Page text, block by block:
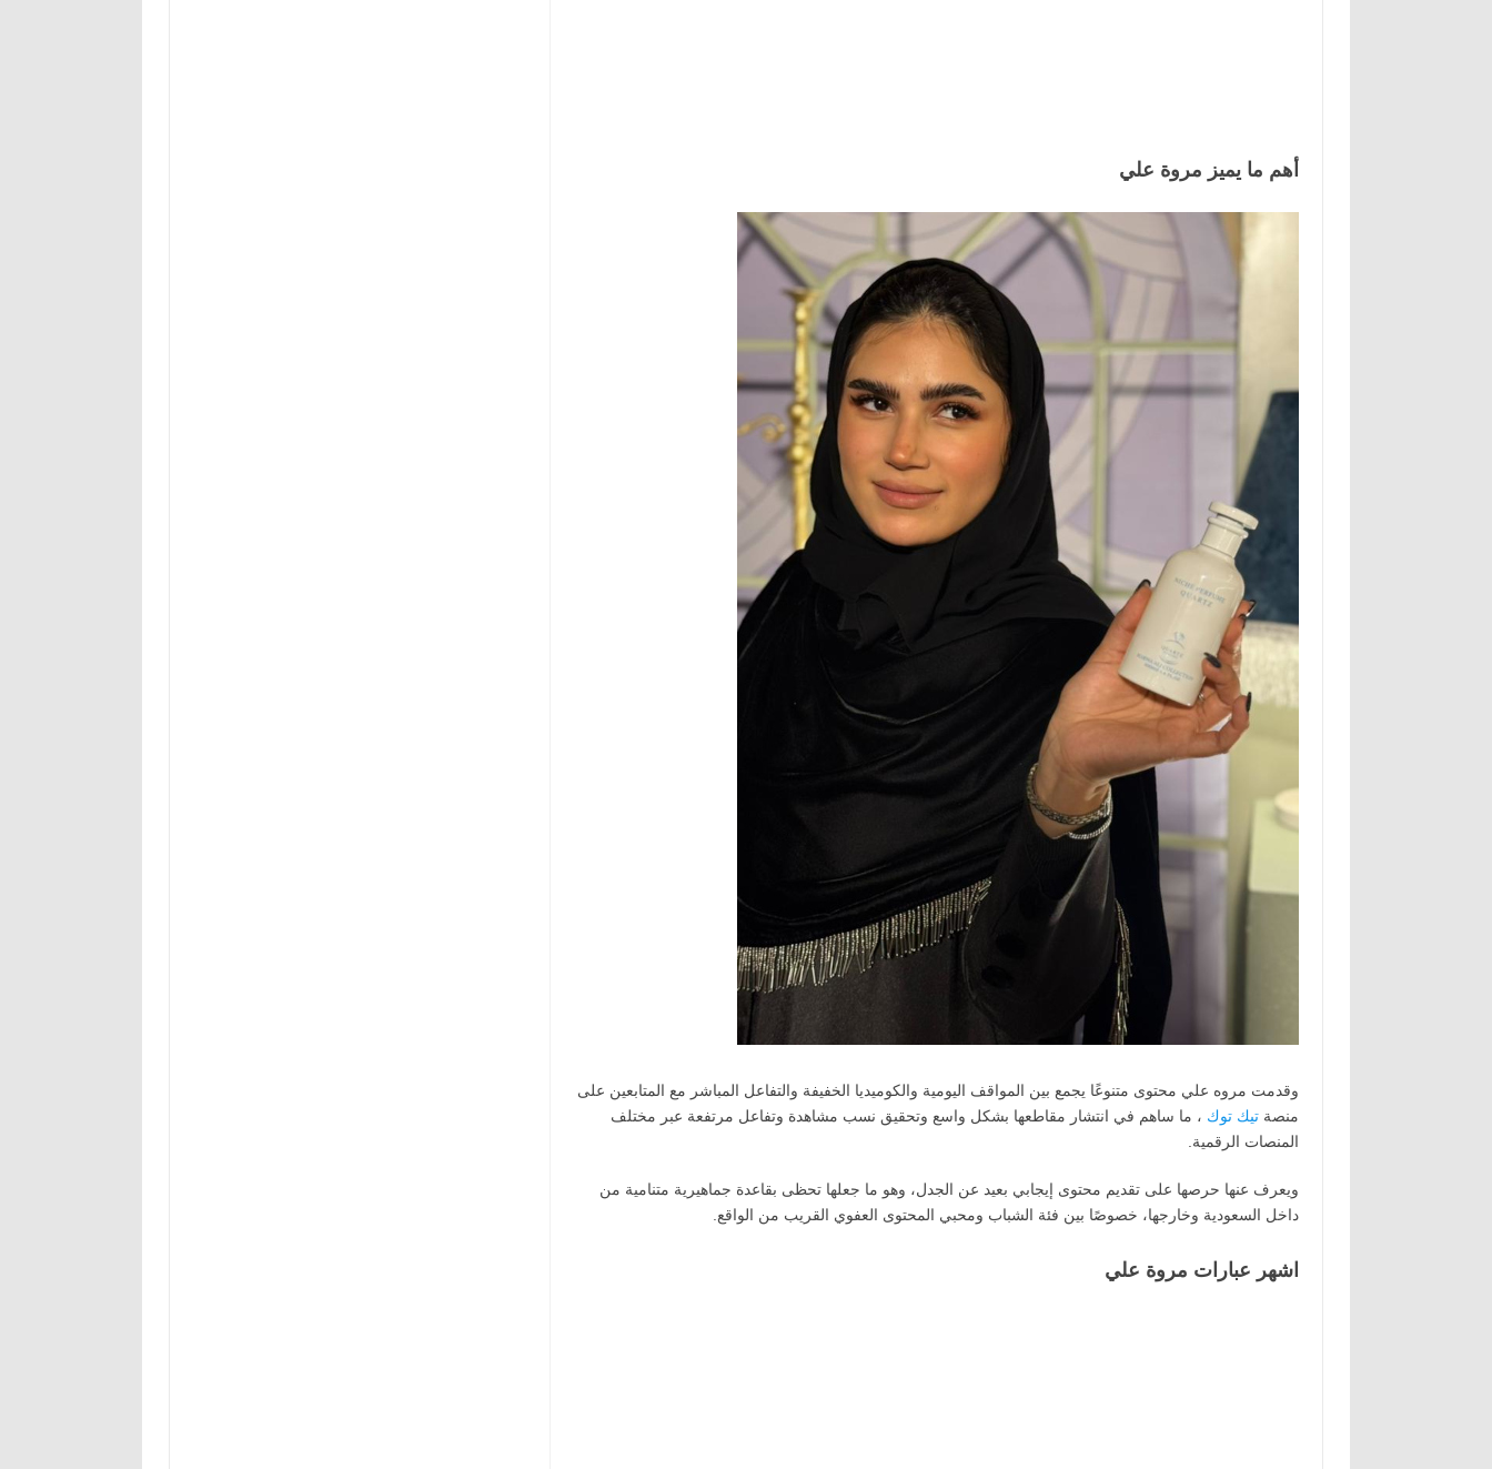
أهم ما يميز مروة علي
وقدمت مروه علي محتوى متنوعًا يجمع بين المواقف اليومية والكوميديا الخفيفة والتفاعل المباشر مع المتابعين على
منصة تيك توك ، ما ساهم في انتشار مقاطعها بشكل واسع وتحقيق نسب مشاهدة وتفاعل مرتفعة عبر مختلف
المنصات الرقمية.
ويعرف عنها حرصها على تقديم محتوى إيجابي بعيد عن الجدل، وهو ما جعلها تحظى بقاعدة جماهيرية متنامية من
داخل السعودية وخارجها، خصوصًا بين فئة الشباب ومحبي المحتوى العفوي القريب من الواقع.
اشهر عبارات مروة علي